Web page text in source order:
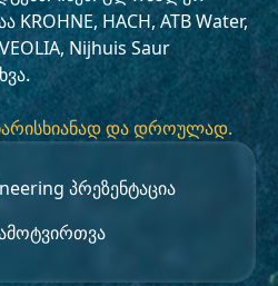
HACH, ATB Water,
Nijhuis Saur
და დროულად.
პრეზენტაცია